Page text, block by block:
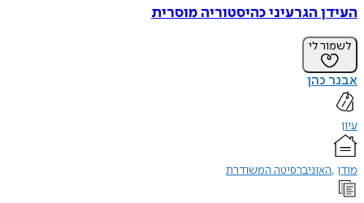
העידן הגרעיני כהיסטוריה מוסרית
לשמור לי
אבנר כהן
עיון
מודן האוניברסיטה המשודרת